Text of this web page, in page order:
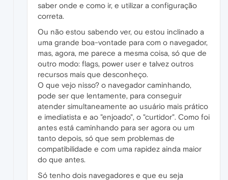
saber onde e como ir, e utilizar a configuração
correta.
Ou não estou sabendo ver, ou estou inclinado a
uma grande boa-vontade para com o navegador,
mas, agora, me parece a mesma coisa, só que de
outro modo: flags, power user e talvez outros
recursos mais que desconheço.
O que vejo nisso? o navegador caminhando,
pode ser que lentamente, para conseguir
atender simultaneamente ao usuário mais prático
e imediatista e ao "enjoado", o "curtidor". Como foi
antes está caminhando para ser agora ou um
tanto depois, só que sem problemas de
compatibilidade e com uma rapidez ainda maior
do que antes.
Só tenho dois navegadores e que eu seja